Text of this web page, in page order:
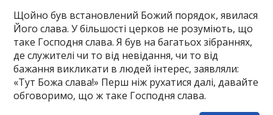
Щойно був встановлений Божий порядок, явилася
Його слава. У більшості церков не розуміють, що
таке Господня слава. Я був на багатьох зібраннях,
де служителі чи то від невідання, чи то від
бажання викликати в людей інтерес, заявляли:
«Тут Божа слава!» Перш ніж рухатися далі, давайте
обговоримо, що ж таке Господня слава.